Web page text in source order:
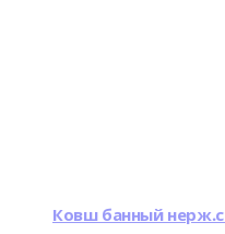
Ковш банный